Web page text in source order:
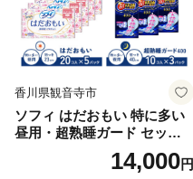
香川県観音寺市
ソフィ はだおもい 特に多い
昼用・超熟睡ガード セット
羽付き ナプキン 生理用品 サ
ニタリー ユニ・チャーム
14,000円